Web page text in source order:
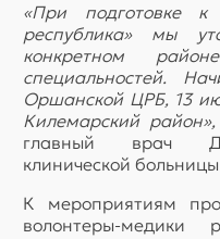
«При подготовке
республика» мы
конкретном
специальностей.
Оршанской ЦРБ, 13
Килемарский район»,
главный врач
клинической
К мероприятиям
волонтеры-медики